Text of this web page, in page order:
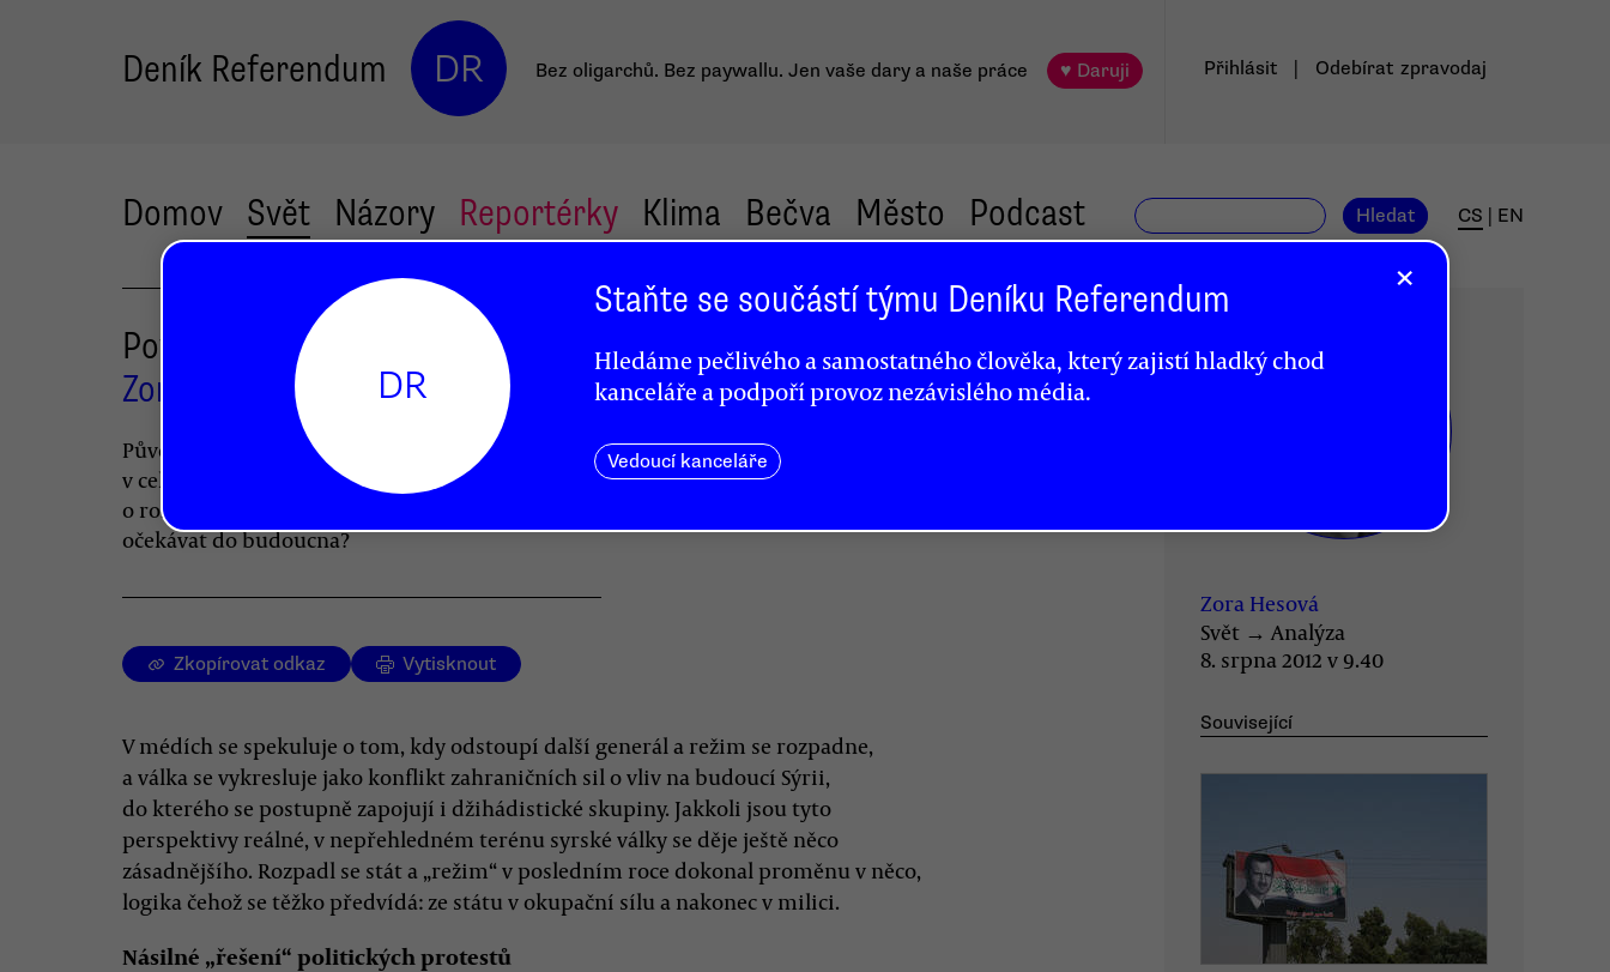
Deník Referendum DR Bez oligarchů. Bez paywallu. Jen vaše dary a naše práce ♥ Daruji Přihlásit Odebírat zpravodaj
Domov Svět Názory Reportérky Klima Bečva Město Podcast Hledat CS EN
Povaha války v Sýrii
Zora Hesová
Původní vlna nenásilných protestů přerostla
v celostátní konflikt, který dnes připomíná válku
o rozpadlý stát. Jak a proč k tomu došlo a co lze
očekávat do budoucna?
Zkopírovat odkaz Vytisknout
V médích se spekuluje o tom, kdy odstoupí další generál a režim se rozpadne,
a válka se vykresluje jako konflikt zahraničních sil o vliv na budoucí Sýrii,
do kterého se postupně zapojují i džihádistické skupiny. Jakkoli jsou tyto
perspektivy reálné, v nepřehledném terénu syrské války se děje ještě něco
zásadnějšího. Rozpadl se stát a „režim“ v posledním roce dokonal proměnu v něco,
logika čehož se těžko předvídá: ze státu v okupační sílu a nakonec v milici.
Násilné „řešení“ politických protestů
Zora Hesová
Svět → Analýza
8. srpna 2012 v 9.40
Související
×
DR
Staňte se součástí týmu Deníku Referendum
Hledáme pečlivého a samostatného člověka, který zajistí hladký chod
kanceláře a podpoří provoz nezávislého média.
Vedoucí kanceláře